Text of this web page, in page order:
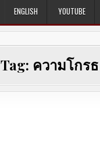
ENGLISH YOUTUBE
Tag: ความโกรธ